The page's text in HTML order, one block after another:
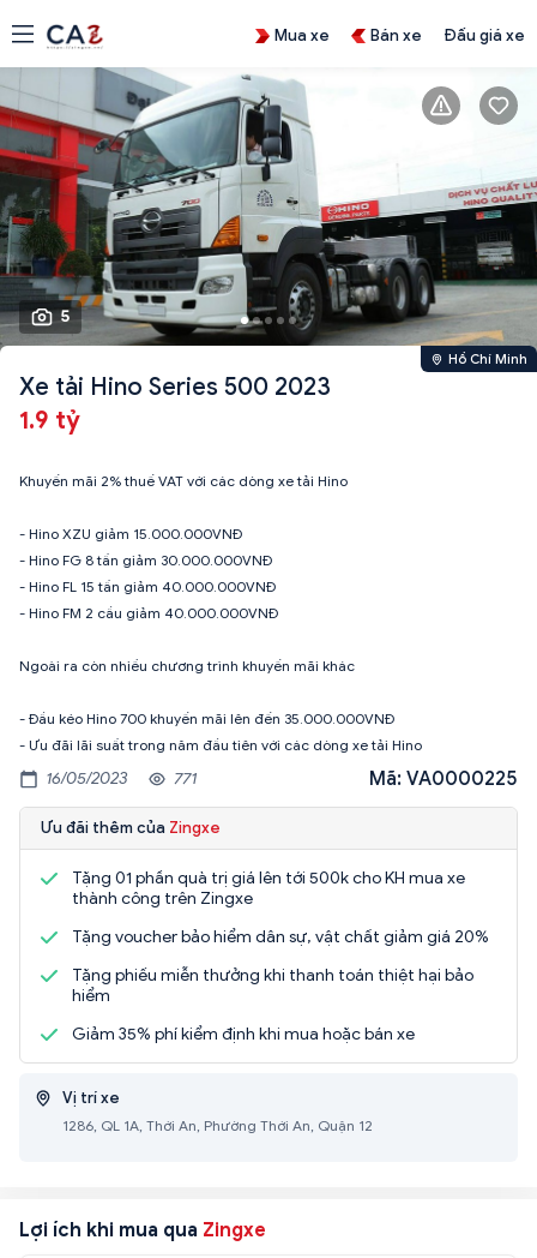
Mua xe Bán xe Đấu giá xe
5
Hồ Chí Minh
Xe tải Hino Series 500 2023
1.9 tỷ
Khuyến mãi 2% thuế VAT với các dòng xe tải Hino
- Hino XZU giảm 15.000.000VNĐ
- Hino FG 8 tấn giảm 30.000.000VNĐ
- Hino FL 15 tấn giảm 40.000.000VNĐ
- Hino FM 2 cầu giảm 40.000.000VNĐ
Ngoài ra còn nhiều chương trình khuyến mãi khác
- Đầu kéo Hino 700 khuyến mãi lên đến 35.000.000VNĐ
- Ưu đãi lãi suất trong năm đầu tiên với các dòng xe tải Hino
16/05/2023 771 Mã: VA0000225
Ưu đãi thêm của Zingxe
Tặng 01 phần quà trị giá lên tới 500k cho KH mua xe
thành công trên Zingxe
Tặng voucher bảo hiểm dân sự, vật chất giảm giá 20%
Tặng phiếu miễn thưởng khi thanh toán thiệt hại bảo
hiểm
Giảm 35% phí kiểm định khi mua hoặc bán xe
Vị trí xe
1286, QL 1A, Thới An, Phường Thới An, Quận 12
Lợi ích khi mua qua Zingxe